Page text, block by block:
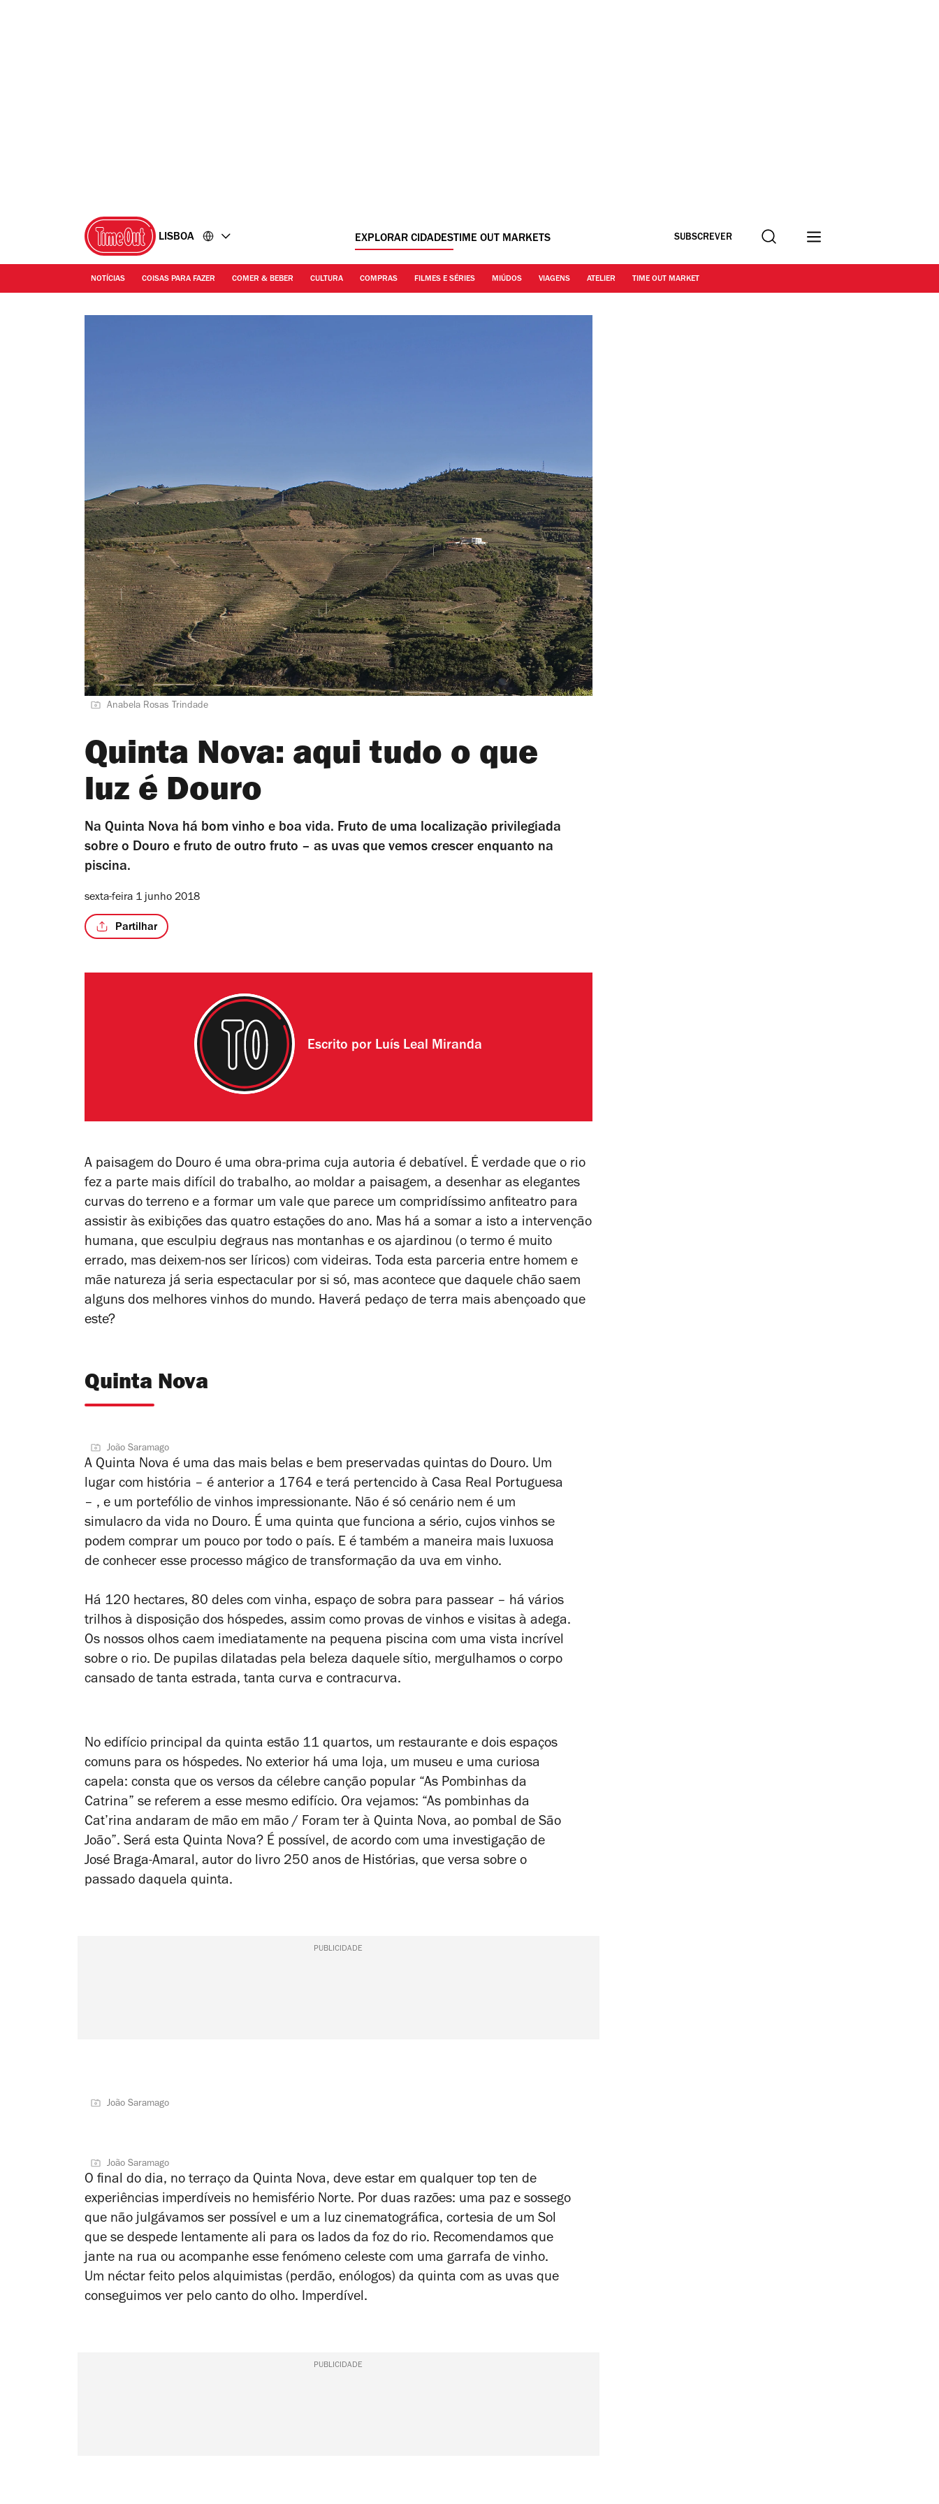
LISBOA EXPLORAR CIDADESTIME OUT MARKETS SUBSCREVER Procurar
NOTÍCIAS COISAS PARA FAZER COMER & BEBER CULTURA COMPRAS FILMES E SÉRIES MIÚDOS VIAGENS ATELIER TIME OUT MARKET
Anabela Rosas Trindade
Quinta Nova: aqui tudo o que
luz é Douro
Na Quinta Nova há bom vinho e boa vida. Fruto de uma localização privilegiada
sobre o Douro e fruto de outro fruto – as uvas que vemos crescer enquanto na
piscina.
sexta-feira 1 junho 2018
Partilhar
Escrito por Luís Leal Miranda
A paisagem do Douro é uma obra-prima cuja autoria é debatível. É verdade que o rio
fez a parte mais difícil do trabalho, ao moldar a paisagem, a desenhar as elegantes
curvas do terreno e a formar um vale que parece um compridíssimo anfiteatro para
assistir às exibições das quatro estações do ano. Mas há a somar a isto a intervenção
humana, que esculpiu degraus nas montanhas e os ajardinou (o termo é muito
errado, mas deixem-nos ser líricos) com videiras. Toda esta parceria entre homem e
mãe natureza já seria espectacular por si só, mas acontece que daquele chão saem
alguns dos melhores vinhos do mundo. Haverá pedaço de terra mais abençoado que
este?
Quinta Nova
João Saramago
A Quinta Nova é uma das mais belas e bem preservadas quintas do Douro. Um
lugar com história – é anterior a 1764 e terá pertencido à Casa Real Portuguesa
– , e um portefólio de vinhos impressionante. Não é só cenário nem é um
simulacro da vida no Douro. É uma quinta que funciona a sério, cujos vinhos se
podem comprar um pouco por todo o país. E é também a maneira mais luxuosa
de conhecer esse processo mágico de transformação da uva em vinho.
Há 120 hectares, 80 deles com vinha, espaço de sobra para passear – há vários
trilhos à disposição dos hóspedes, assim como provas de vinhos e visitas à adega.
Os nossos olhos caem imediatamente na pequena piscina com uma vista incrível
sobre o rio. De pupilas dilatadas pela beleza daquele sítio, mergulhamos o corpo
cansado de tanta estrada, tanta curva e contracurva.
No edifício principal da quinta estão 11 quartos, um restaurante e dois espaços
comuns para os hóspedes. No exterior há uma loja, um museu e uma curiosa
capela: consta que os versos da célebre canção popular “As Pombinhas da
Catrina” se referem a esse mesmo edifício. Ora vejamos: “As pombinhas da
Cat’rina andaram de mão em mão / Foram ter à Quinta Nova, ao pombal de São
João”. Será esta Quinta Nova? É possível, de acordo com uma investigação de
José Braga-Amaral, autor do livro 250 anos de Histórias, que versa sobre o
passado daquela quinta.
PUBLICIDADE
João Saramago
João Saramago
O final do dia, no terraço da Quinta Nova, deve estar em qualquer top ten de
experiências imperdíveis no hemisfério Norte. Por duas razões: uma paz e sossego
que não julgávamos ser possível e um a luz cinematográfica, cortesia de um Sol
que se despede lentamente ali para os lados da foz do rio. Recomendamos que
jante na rua ou acompanhe esse fenómeno celeste com uma garrafa de vinho.
Um néctar feito pelos alquimistas (perdão, enólogos) da quinta com as uvas que
conseguimos ver pelo canto do olho. Imperdível.
PUBLICIDADE